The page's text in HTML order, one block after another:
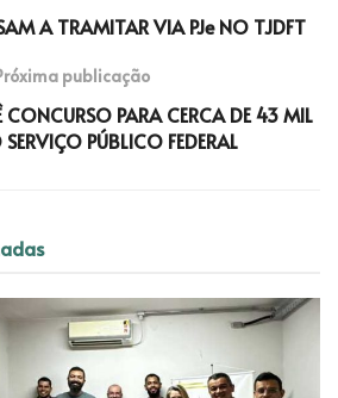
A TRAMITAR VIA PJe NO TJDFT
publicação
CONCURSO PARA CERCA DE 43 MIL
PÚBLICO FEDERAL